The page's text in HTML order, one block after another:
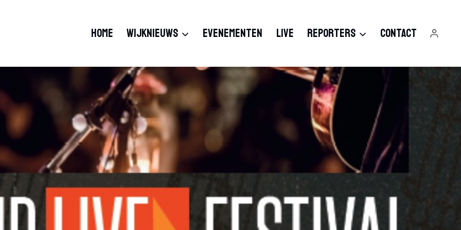
HOME WIJKNIEUWS EVENEMENTEN LIVE REPORTERS CONTACT